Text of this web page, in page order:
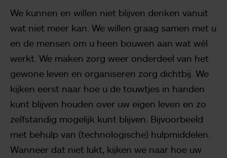
We kunnen en willen niet blijven denken vanuit
wat niet meer kan. We willen graag samen met u
en de mensen om u heen bouwen aan wat wél
werkt. We maken zorg weer onderdeel van het
gewone leven en organiseren zorg dichtbij. We
kijken eerst naar hoe u de touwtjes in handen
kunt blijven houden over uw eigen leven en zo
zelfstandig mogelijk kunt blijven. Bijvoorbeeld
met behulp van (technologische) hulpmiddelen.
Wanneer dat niet lukt, kijken we naar hoe uw